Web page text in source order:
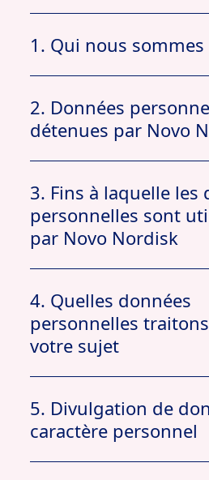
1. Qui nous sommes
privacy@novonordisk.com
2. Données
détenues par Novo
3. Fins à laquelle les
personnelles sont
par Novo Nordisk
4. Quelles données
personnelles
votre sujet
5. Divulgation de
caractère personnel